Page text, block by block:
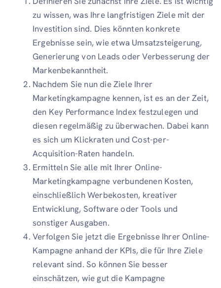
zu wissen, was Ihre langfristigen Ziele mit der
Investition sind. Dies könnten konkrete
Ergebnisse sein, wie etwa Umsatzsteigerung,
Generierung von Leads oder Verbesserung der
Markenbekanntheit.
Nachdem Sie nun die Ziele Ihrer
Marketingkampagne kennen, ist es an der Zeit,
den Key Performance Index festzulegen und
diesen regelmäßig zu überwachen. Dabei kann
es sich um Klickraten und Cost-per-
Acquisition-Raten handeln.
Ermitteln Sie alle mit Ihrer Online-
Marketingkampagne verbundenen Kosten,
einschließlich Werbekosten, kreativer
Entwicklung, Software oder Tools und
sonstiger Ausgaben.
Verfolgen Sie jetzt die Ergebnisse Ihrer Online-
Kampagne anhand der KPIs, die für Ihre Ziele
relevant sind. So können Sie besser
einschätzen, wie gut die Kampagne